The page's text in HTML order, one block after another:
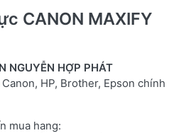
CANON MAXIFY
NGUYỄN HỢP PHÁT
HP, Brother, Epson chính
mua hang: